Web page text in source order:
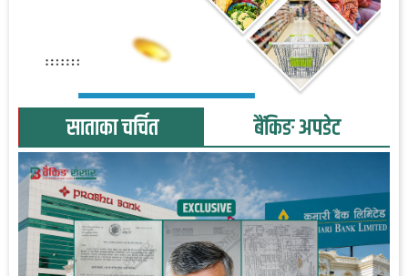
साताका चर्चित बैंकिङ अपडेट